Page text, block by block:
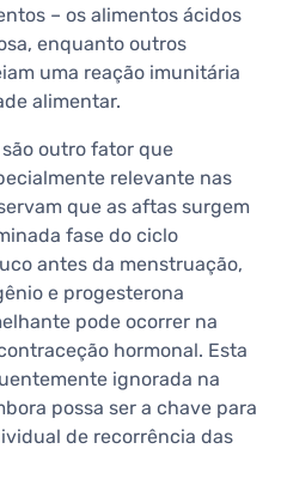
– os alimentos ácidos
enquanto outros
uma reação imunitária
alimentar.
são outro fator que
relevante nas
que as aftas surgem
fase do ciclo
antes da menstruação,
e progesterona
pode ocorrer na
hormonal. Esta
ignorada na
possa ser a chave para
de recorrência das